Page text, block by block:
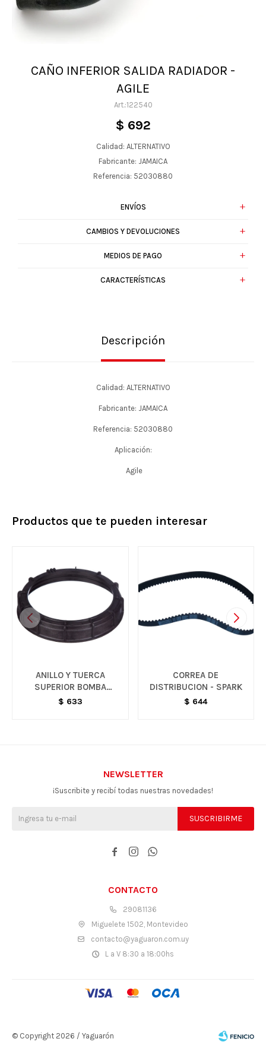
CAÑO INFERIOR SALIDA RADIADOR -
AGILE
122540
$ 692
Calidad: ALTERNATIVO
Fabricante: JAMAICA
Referencia: 52030880
ENVÍOS
CAMBIOS Y DEVOLUCIONES
MEDIOS DE PAGO
CARACTERÍSTICAS
Descripción
Calidad: ALTERNATIVO
Fabricante: JAMAICA
Referencia: 52030880
Aplicación:
Agile
Productos que te pueden interesar
ANILLO Y TUERCA
SUPERIOR BOMBA
TANQUE COMBUSTIBLE -
$ 633
CORREA DE
DISTRIBUCION - SPARK
$ 644
CONTACTO
29081136
Miguelete 1502, Montevideo
contacto@yaguaron.com.uy
L a V 8:30 a 18:00hs
NEWSLETTER
¡Suscribite y recibí todas nuestras novedades!
SUSCRIBIRME
  
© Copyright 2026 / Yaguarón